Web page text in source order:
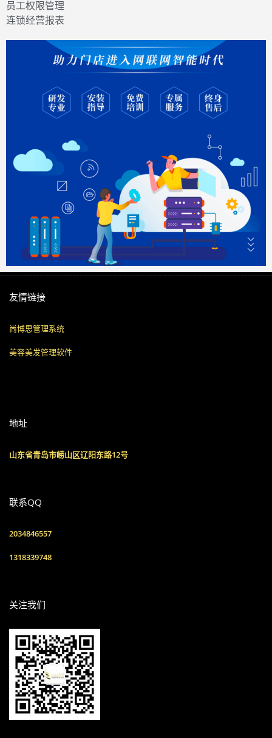
员工权限管理
连锁经营报表
友情链接
尚博思管理系统
美容美发管理软件
地址
山东省青岛市崂山区辽阳东路12号
联系QQ
2034846557
1318339748
关注我们